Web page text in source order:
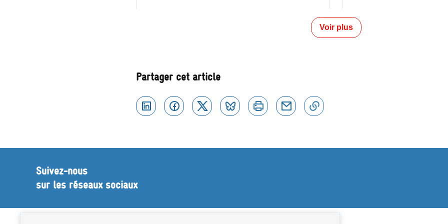
Voir plus
Partager cet article
Linkedin FacebookTwitter Bluesky Imprimer Courriel
Suivez-nous
sur les réseaux sociaux